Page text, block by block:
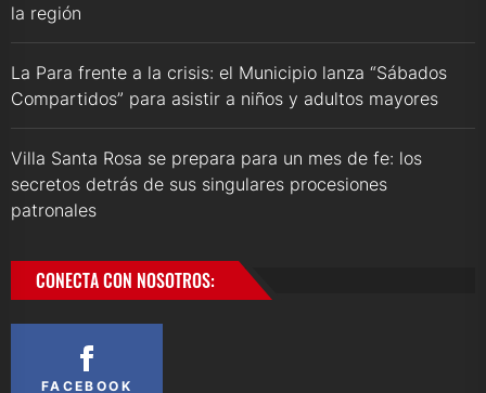
la región
La Para frente a la crisis: el Municipio lanza “Sábados
Compartidos” para asistir a niños y adultos mayores
Villa Santa Rosa se prepara para un mes de fe: los
secretos detrás de sus singulares procesiones
patronales
CONECTA CON NOSOTROS:
FACEBOOK